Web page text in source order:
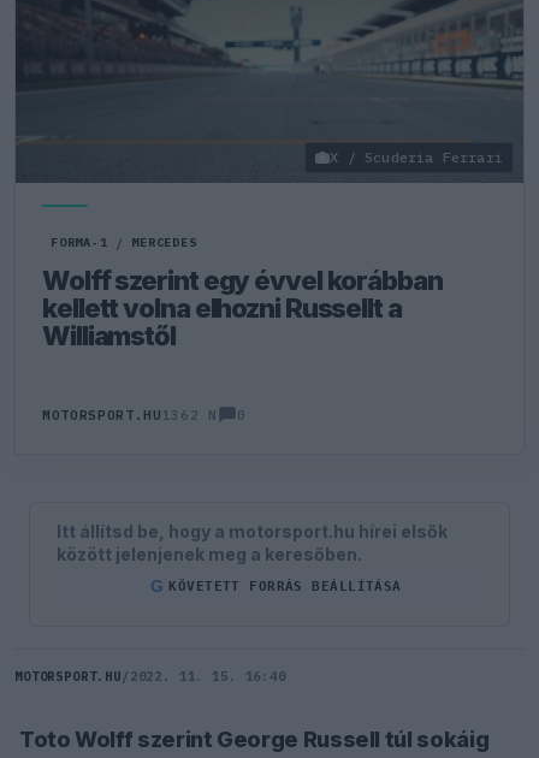
X / Scuderia Ferrari
FORMA-1 / MERCEDES
Wolff szerint egy évvel korábban
kellett volna elhozni Russellt a
Williamstől
MOTORSPORT.HU 1362 N 0
Itt állítsd be, hogy a motorsport.hu hírei elsők
között jelenjenek meg a keresőben.
G KÖVETETT FORRÁS BEÁLLÍTÁSA
MOTORSPORT.HU / 2022. 11. 15. 16:40
Toto Wolff szerint George Russell túl sokáig